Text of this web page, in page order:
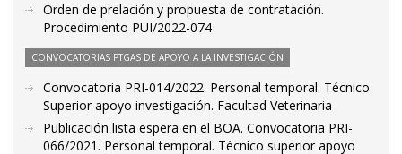
Orden de prelación y propuesta de contratación.
Procedimiento PUI/2022-074
CONVOCATORIAS PTGAS DE APOYO A LA INVESTIGACIÓN
Convocatoria PRI-014/2022. Personal temporal. Técnico
Superior apoyo investigación. Facultad Veterinaria
Publicación lista espera en el BOA. Convocatoria PRI-
066/2021. Personal temporal. Técnico superior apoyo